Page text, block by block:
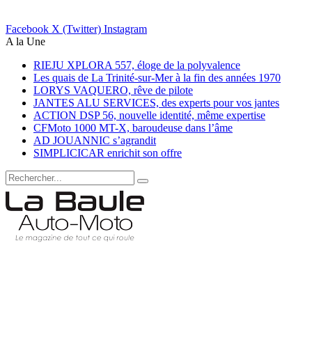
Facebook X (Twitter) Instagram
A la Une
RIEJU XPLORA 557, éloge de la polyvalence
Les quais de La Trinité-sur-Mer à la fin des années 1970
LORYS VAQUERO, rêve de pilote
JANTES ALU SERVICES, des experts pour vos jantes
ACTION DSP 56, nouvelle identité, même expertise
CFMoto 1000 MT-X, baroudeuse dans l’âme
AD JOUANNIC s’agrandit
SIMPLICICAR enrichit son offre